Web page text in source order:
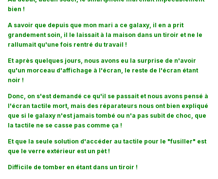
bien !
A savoir que depuis que mon mari a ce galaxy, il en a prit
grandement soin, il le laissait à la maison dans un tiroir et ne le
rallumait qu'une fois rentré du travail !
Et après quelques jours, nous avons eu la surprise de n'avoir
qu'un morceau d'affichage à l'écran, le reste de l'écran étant
noir !
Donc, on s'est demandé ce qu'il se passait et nous avons pensé à
l'écran tactile mort, mais des réparateurs nous ont bien expliqué
que si le galaxy n'est jamais tombé ou n'a pas subit de choc, que
la tactile ne se casse pas comme ça !
Et que la seule solution d'accéder au tactile pour le "fusiller" est
que le verre extérieur est un pèt !
Difficile de tomber en étant dans un tiroir !